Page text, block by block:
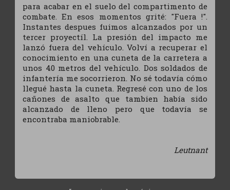
para acabar en el suelo del compartimento de
combate. En esos momentos grité: "Fuera !".
Instantes despues fuimos alcanzados por un
tercer proyectíl. La presión del impacto me
lanzó fuera del vehículo. Volví a recuperar el
conocimiento en una cuneta de la carretera a
unos 40 metros del vehículo. Dos soldados de
infantería me socorrieron. No sé todavía cómo
llegué hasta la cuneta. Regresé con uno de los
cañones de asalto que tambien había sido
alcanzado de lleno pero que todavía se
encontraba maniobrable.
Leutnant